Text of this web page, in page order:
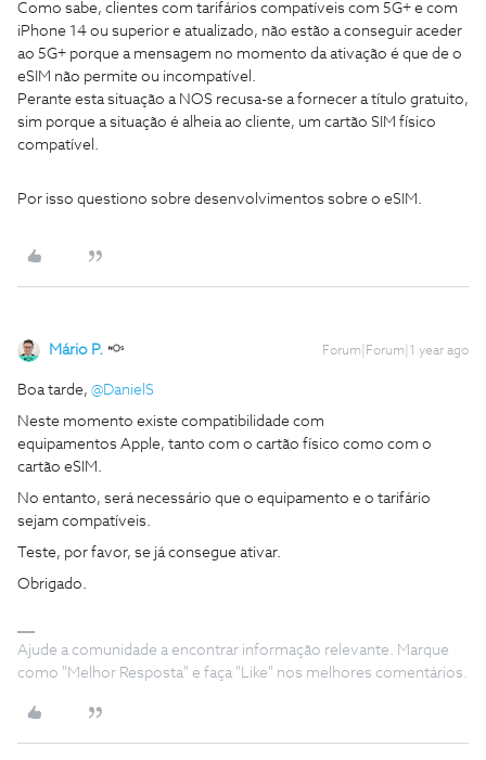
Como sabe, clientes com tarifários compatíveis com 5G+ e com
iPhone 14 ou superior e atualizado, não estão a conseguir aceder
ao 5G+ porque a mensagem no momento da ativação é que de o
eSIM não permite ou incompatível.
Perante esta situação a NOS recusa-se a fornecer a título gratuito,
sim porque a situação é alheia ao cliente, um cartão SIM físico
compatível.
Por isso questiono sobre desenvolvimentos sobre o eSIM.
Mário P. Forum|Forum|1 year ago
Boa tarde, ​ @DanielS
Neste momento existe compatibilidade com
equipamentos Apple, tanto com o cartão físico como com o
cartão eSIM.
No entanto, será necessário que o equipamento e o tarifário
sejam compatíveis.
Teste, por favor, se já consegue ativar.
Obrigado.
Ajude a comunidade a encontrar informação relevante. Marque
como "Melhor Resposta" e faça "Like" nos melhores comentários.